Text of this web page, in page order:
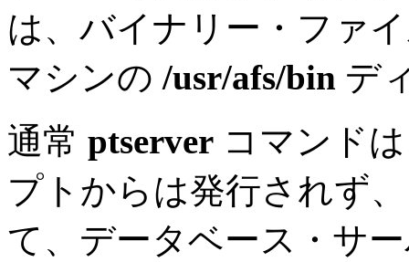
は、バイナリー・ファ
マシンの /usr/afs/bin デ
通常 ptserver コマンド
プトからは発行されず
て、データベース・サ